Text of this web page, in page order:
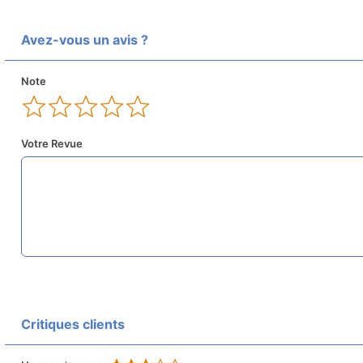
Avez-vous un avis ?
Note
Votre Revue
Critiques clients